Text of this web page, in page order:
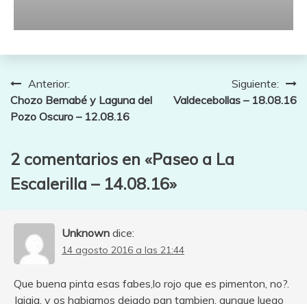
Navegación
de
Anterior:
Chozo Bernabé y Laguna del
Pozo Oscuro – 12.08.16
Siguiente:
Valdecebollas – 18.08.16
2 comentarios en «Paseo a La
Escalerilla – 14.08.16»
Unknown dice:
14 agosto 2016 a las 21:44
Que buena pinta esas fabes,lo rojo que es pimenton, no?.
Jajaja, y os habiamos dejado pan tambien, aunque luego